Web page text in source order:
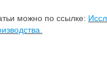
можно по ссылке: